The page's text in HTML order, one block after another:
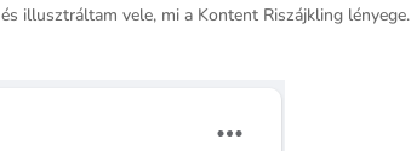
és illusztráltam vele, mi a Kontent Riszájkling lényege.